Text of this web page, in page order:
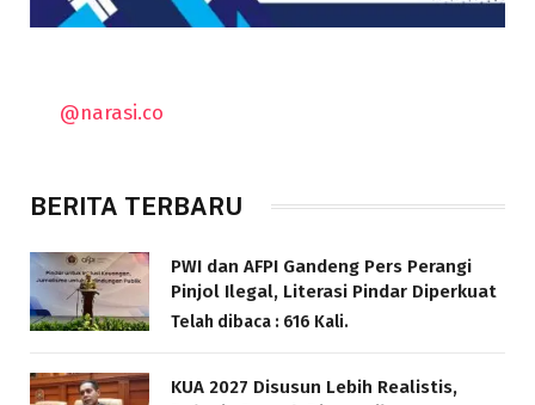
@narasi.co
BERITA TERBARU
PWI dan AFPI Gandeng Pers Perangi
Pinjol Ilegal, Literasi Pindar Diperkuat
Telah dibaca : 616 Kali.
KUA 2027 Disusun Lebih Realistis,